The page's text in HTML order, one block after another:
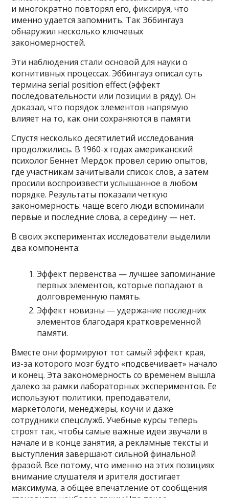
и многократно повторял его, фиксируя, что
именно удается запомнить. Так Эббингауз
обнаружил несколько ключевых
закономерностей.
Эти наблюдения стали основой для науки о
когнитивных процессах. Эббингауз описал суть
термина serial position effect (эффект
последовательности или позиции в ряду). Он
доказал, что порядок элементов напрямую
влияет на то, как они сохраняются в памяти.
Спустя несколько десятилетий исследования
продолжились. В 1960-х годах американский
психолог Беннет Мердок провел серию опытов,
где участникам зачитывали список слов, а затем
просили воспроизвести услышанное в любом
порядке. Результаты показали четкую
закономерность: чаще всего люди вспоминали
первые и последние слова, а середину — нет.
В своих экспериментах исследователи выделили
два компонента:
Эффект первенства — лучшее запоминание
первых элементов, которые попадают в
долговременную память.
Эффект новизны — удержание последних
элементов благодаря кратковременной
памяти.
Вместе они формируют тот самый эффект края,
из-за которого мозг будто «подсвечивает» начало
и конец. Эта закономерность со временем вышла
далеко за рамки лабораторных экспериментов. Ее
используют политики, преподаватели,
маркетологи, менеджеры, коучи и даже
сотрудники спецслужб. Учебные курсы теперь
строят так, чтобы самые важные идеи звучали в
начале и в конце занятия, а рекламные тексты и
выступления завершают сильной финальной
фразой. Все потому, что именно на этих позициях
внимание слушателя и зрителя достигает
максимума, а общее впечатление от сообщения